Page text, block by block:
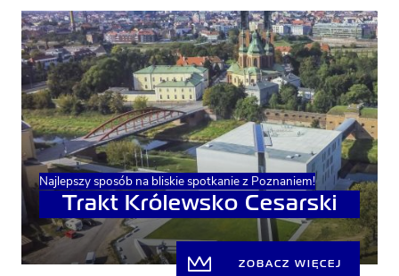
Najlepszy sposób na bliskie spotkanie z Poznaniem!
Trakt Królewsko Cesarski
ZOBACZ WIĘCEJ